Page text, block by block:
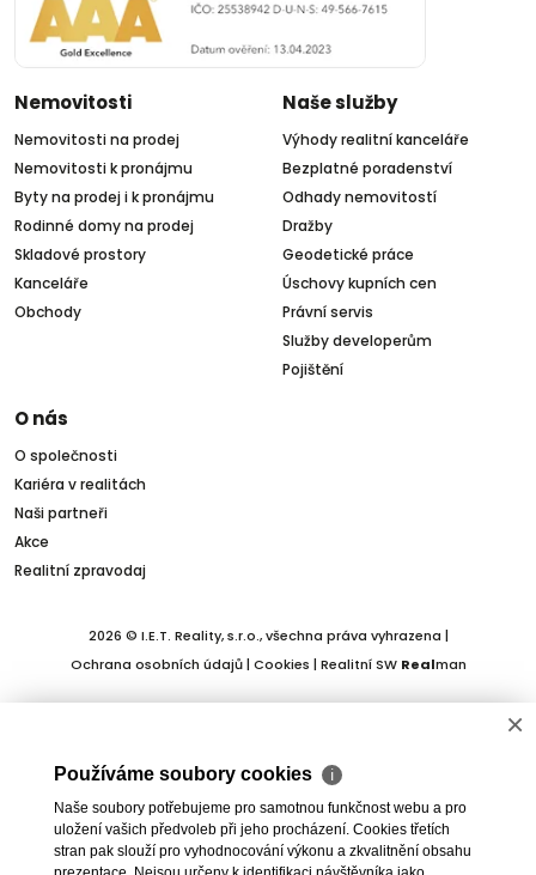
Nemovitosti
Nemovitosti na prodej
Nemovitosti k pronájmu
Byty na prodej i k pronájmu
Rodinné domy na prodej
Skladové prostory
Kanceláře
Obchody
Naše služby
Výhody realitní kanceláře
Bezplatné poradenství
Odhady nemovitostí
Dražby
Geodetické práce
Úschovy kupních cen
Právní servis
Služby developerům
Pojištění
O nás
O společnosti
Kariéra v realitách
Naši partneři
Akce
Realitní zpravodaj
2026 © I.E.T. Reality, s.r.o., všechna práva vyhrazena |
Ochrana osobních údajů| Cookies | Realitní SW Realman
×
Používáme soubory cookies ℹ
Naše soubory potřebujeme pro samotnou funkčnost webu a pro
uložení vašich předvoleb při jeho procházení. Cookies třetích
stran pak slouží pro vyhodnocování výkonu a zkvalitnění obsahu